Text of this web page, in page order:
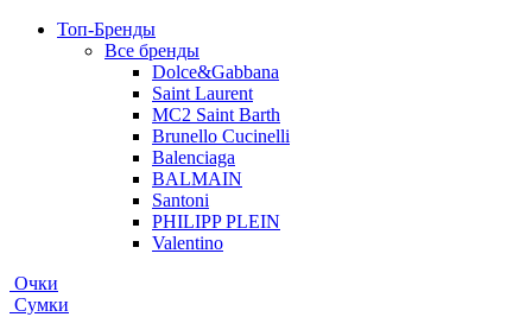
Топ-Бренды
Все бренды
Dolce&Gabbana
Saint Laurent
MC2 Saint Barth
Brunello Cucinelli
Balenciaga
BALMAIN
Santoni
PHILIPP PLEIN
Valentino
Очки
Сумки